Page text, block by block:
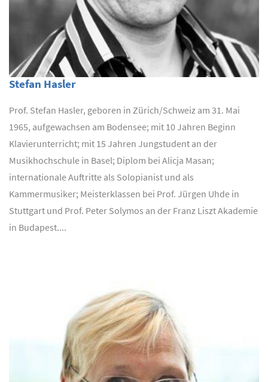
Stefan Hasler
Prof. Stefan Hasler, geboren in Zürich/Schweiz am 31. Mai
1965, aufgewachsen am Bodensee; mit 10 Jahren Beginn
Klavierunterricht; mit 15 Jahren Jungstudent an der
Musikhochschule in Basel; Diplom bei Alicja Masan;
internationale Auftritte als Solopianist und als
Kammermusiker; Meisterklassen bei Prof. Jürgen Uhde in
Stuttgart und Prof. Peter Solymos an der Franz Liszt Akademie
in Budapest....